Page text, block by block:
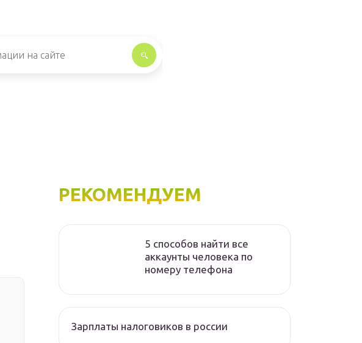
РЕКОМЕНДУЕМ
5 способов найти все
аккаунты человека по
номеру телефона
Зарплаты налоговиков в россии